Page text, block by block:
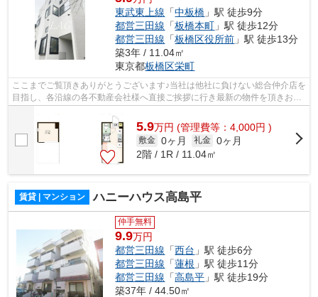
東武東上線 「中板橋 」駅 徒歩9分
都営三田線 「板橋本町 」駅 徒歩12分
都営三田線 「板橋区役所前 」駅 徒歩13分
築3年 / 11.04㎡
東京都板橋区栄町
ここまでご覧頂きありがとうございます♪当社は他社に負けない総合仲介店を
目指し、各沿線の各不動産会社様へ直接ご挨拶に行き最新の物件を頂きお客
5.9万円 (管理費等：4,000円 )
敷金 0ヶ月 礼金 0ヶ月
2階 / 1R / 11.04㎡
賃貸 | マンション ハニーハウス高島平
仲手無料
9.9万円
都営三田線 「西台 」駅 徒歩6分
都営三田線 「蓮根 」駅 徒歩11分
都営三田線 「高島平 」駅 徒歩19分
築37年 / 44.50㎡